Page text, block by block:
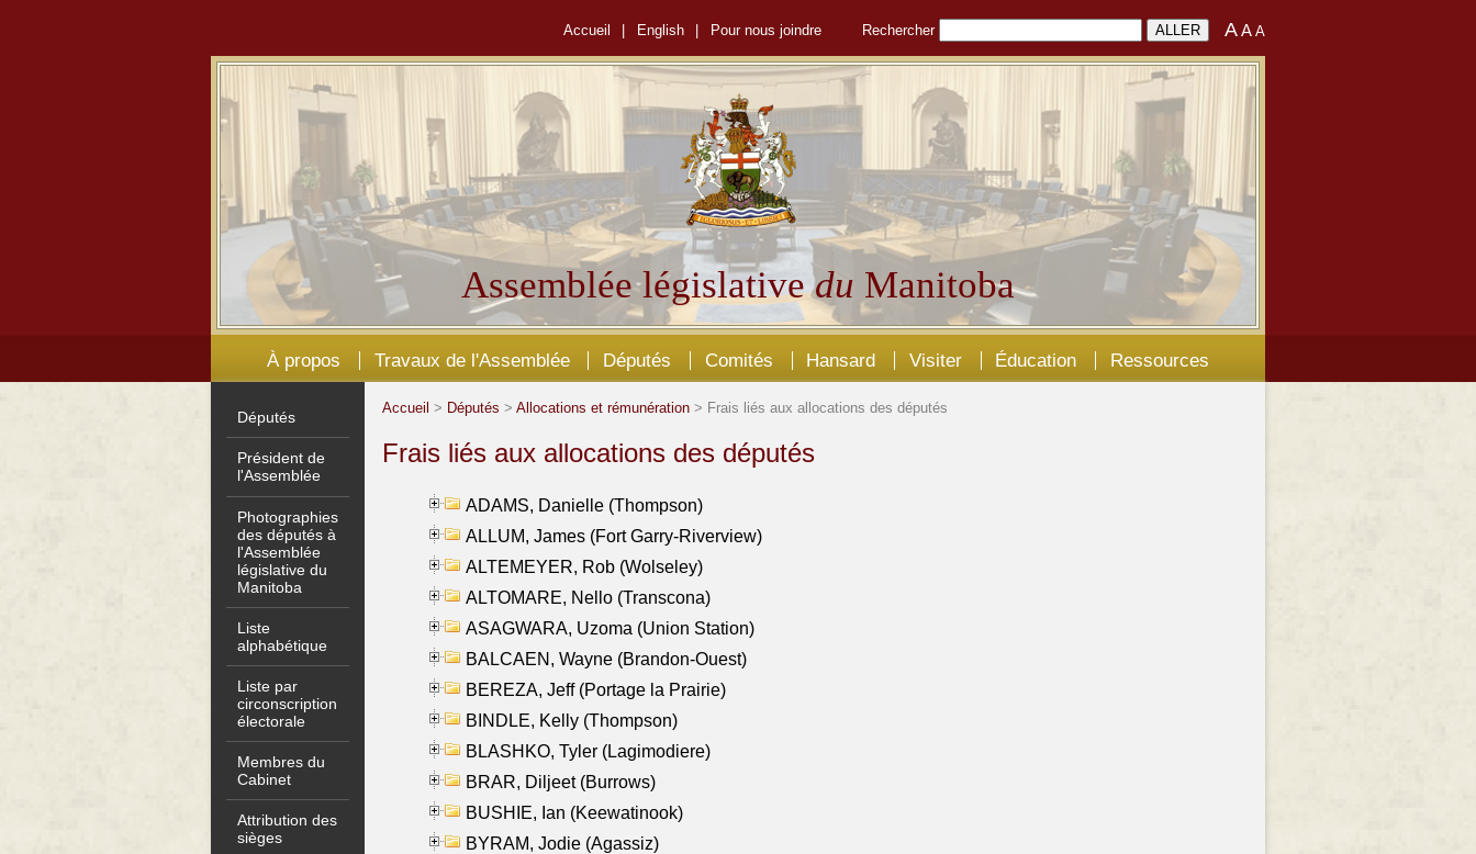
Accueil English Pour nous joindre Rechercher AA A
Assemblée législativedu Manitoba
À propos Travaux de l'Assemblée Députés Comités Hansard Visiter Éducation Ressources
Députés
Président de
l'Assemblée
Photographies
des députés à
l'Assemblée
législative du
Manitoba
Liste
alphabétique
Liste par
circonscription
électorale
Membres du
Cabinet
Attribution des
sièges
Accueil > Députés > Allocations et rémunération > Frais liés aux allocations des députés
Frais liés aux allocations des députés
ADAMS, Danielle (Thompson)
ALLUM, James (Fort Garry-Riverview)
ALTEMEYER, Rob (Wolseley)
ALTOMARE, Nello (Transcona)
ASAGWARA, Uzoma (Union Station)
BALCAEN, Wayne (Brandon-Ouest)
BEREZA, Jeff (Portage la Prairie)
BINDLE, Kelly (Thompson)
BLASHKO, Tyler (Lagimodiere)
BRAR, Diljeet (Burrows)
BUSHIE, Ian (Keewatinook)
BYRAM, Jodie (Agassiz)